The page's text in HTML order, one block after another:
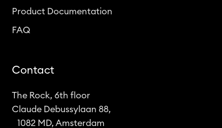
Product Documentation
FAQ
Contact
The Rock, 6th floor
Claude Debussylaan 88,
1082 MD, Amsterdam